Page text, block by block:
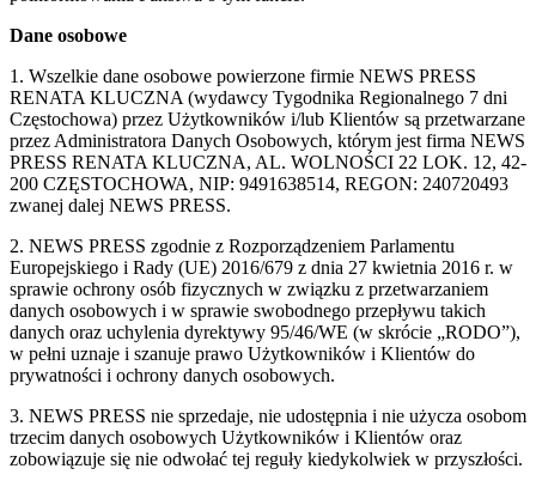
Dane osobowe
1. Wszelkie dane osobowe powierzone firmie NEWS PRESS
RENATA KLUCZNA (wydawcy Tygodnika Regionalnego 7 dni
Częstochowa) przez Użytkowników i/lub Klientów są przetwarzane
przez Administratora Danych Osobowych, którym jest firma NEWS
PRESS RENATA KLUCZNA, AL. WOLNOŚCI 22 LOK. 12, 42-
200 CZĘSTOCHOWA, NIP: 9491638514, REGON: 240720493
zwanej dalej NEWS PRESS.
2. NEWS PRESS zgodnie z Rozporządzeniem Parlamentu
Europejskiego i Rady (UE) 2016/679 z dnia 27 kwietnia 2016 r. w
sprawie ochrony osób fizycznych w związku z przetwarzaniem
danych osobowych i w sprawie swobodnego przepływu takich
danych oraz uchylenia dyrektywy 95/46/WE (w skrócie „RODO”),
w pełni uznaje i szanuje prawo Użytkowników i Klientów do
prywatności i ochrony danych osobowych.
3. NEWS PRESS nie sprzedaje, nie udostępnia i nie użycza osobom
trzecim danych osobowych Użytkowników i Klientów oraz
zobowiązuje się nie odwołać tej reguły kiedykolwiek w przyszłości.